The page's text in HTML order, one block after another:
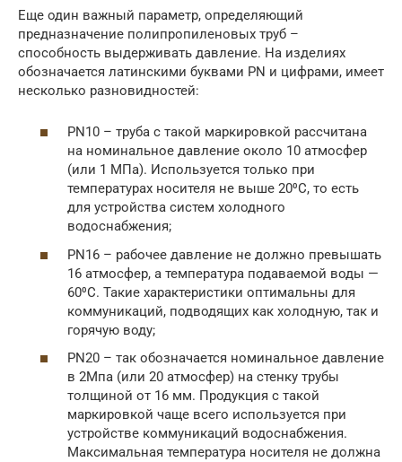
Еще один важный параметр, определяющий
предназначение полипропиленовых труб –
способность выдерживать давление. На изделиях
обозначается латинскими буквами PN и цифрами, имеет
несколько разновидностей:
PN10 – труба с такой маркировкой рассчитана
на номинальное давление около 10 атмосфер
(или 1 МПа). Используется только при
температурах носителя не выше 20⁰С, то есть
для устройства систем холодного
водоснабжения;
PN16 – рабочее давление не должно превышать
16 атмосфер, а температура подаваемой воды —
60⁰С. Такие характеристики оптимальны для
коммуникаций, подводящих как холодную, так и
горячую воду;
PN20 – так обозначается номинальное давление
в 2Мпа (или 20 атмосфер) на стенку трубы
толщиной от 16 мм. Продукция с такой
маркировкой чаще всего используется при
устройстве коммуникаций водоснабжения.
Максимальная температура носителя не должна